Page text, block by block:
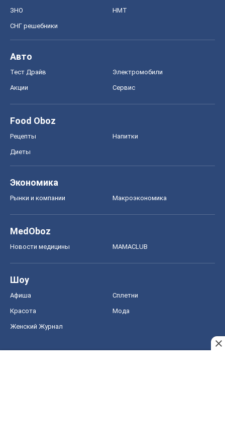
ЗНО НМТ
СНГ решебники
Авто
Тест Драйв Электромобили
Акции Сервис
Food Oboz
Рецепты Напитки
Диеты
Экономика
Рынки и компании Mакроэкономика
MedOboz
Новости медицины MAMACLUB
Шоу
Афиша Сплетни
Красота Мода
Женский Журнал